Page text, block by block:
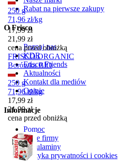
250 g
71,96 zł/kg
Cena promocyjna
17,99 zł
21,99 zł
cena przed obniżką
FRISCO ORGANIC
Borówka BIO
250 g
71,96 zł/kg
Cena promocyjna
17,99 zł
21,99 zł
cena przed obniżką
Rabat na pierwsze zakupy
O Frisco
Poznaj nas
KDR
Frisco Friends
Aktualności
Kontakt dla mediów
Opinie
Informacje
Pomoc
Dane firmy
Regulaminy
Polityka prywatności i cookies